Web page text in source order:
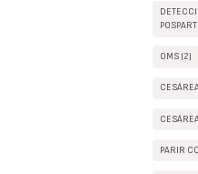
OMS (2)
PARIR